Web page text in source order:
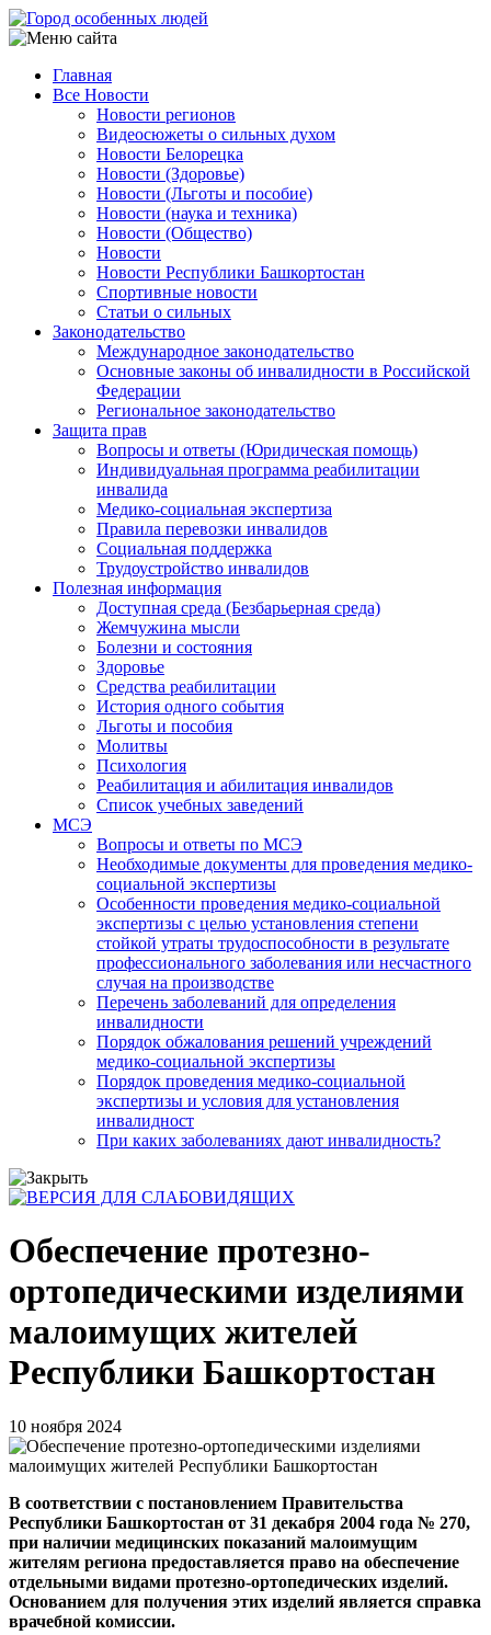
Перейти
к
содержанию
Main
navigation
Главная
Все Новости
Новости регионов
Видеосюжеты о сильных духом
Новости Белорецка
Новости (Здоровье)
Новости (Льготы и пособие)
Новости (наука и техника)
Новости (Общество)
Новости
Новости Республики Башкортостан
Спортивные новости
Статьи о сильных
Законодательство
Международное законодательство
Основные законы об инвалидности в Российской
Федерации
Региональное законодательство
Защита прав
Вопросы и ответы (Юридическая помощь)
Индивидуальная программа реабилитации
инвалида
Медико-социальная экспертиза
Правила перевозки инвалидов
Социальная поддержка
Трудоустройство инвалидов
Полезная информация
Доступная среда (Безбарьерная среда)
Жемчужина мысли
Болезни и состояния
Здоровье
Средства реабилитации
История одного события
Льготы и пособия
Молитвы
Психология
Реабилитация и абилитация инвалидов
Список учебных заведений
МСЭ
Вопросы и ответы по МСЭ
Необходимые документы для проведения медико-
социальной экспертизы
Особенности проведения медико-социальной
экспертизы с целью установления степени
стойкой утраты трудоспособности в результате
профессионального заболевания или несчастного
случая на производстве
Перечень заболеваний для определения
инвалидности
Порядок обжалования решений учреждений
медико-социальной экспертизы
Порядок проведения медико-социальной
экспертизы и условия для установления
инвалидност
При каких заболеваниях дают инвалидность?
Обеспечение протезно-
ортопедическими изделиями
малоимущих жителей
Республики Башкортостан
10 ноября 2024
В соответствии с постановлением Правительства
Республики Башкортостан от 31 декабря 2004 года № 270,
при наличии медицинских показаний малоимущим
жителям региона предоставляется право на обеспечение
отдельными видами протезно-ортопедических изделий.
Основанием для получения этих изделий является справка
врачебной комиссии.